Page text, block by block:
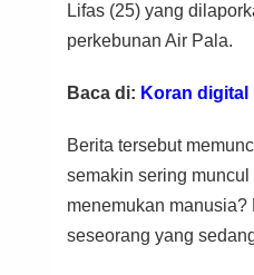
Lifas (25) yang
perkebunan Air Pala.
Baca di: Koran digital
Berita tersebut
semakin sering
menemukan
seseorang yang